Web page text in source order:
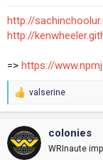
http://
http://
=> https://
R
c
t
i
valserine
colonies
WRInaute